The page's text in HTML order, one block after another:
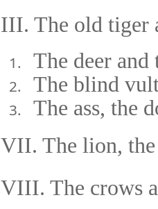
III. The old tiger
The deer and
The blind
The ass, the
VII. The lion, the
VIII. The crows